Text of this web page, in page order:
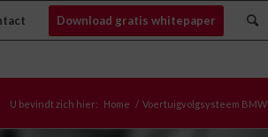
Download gratis whitepaper
U bevindt zich hier: Home / Voertuigvolgsysteem BMW